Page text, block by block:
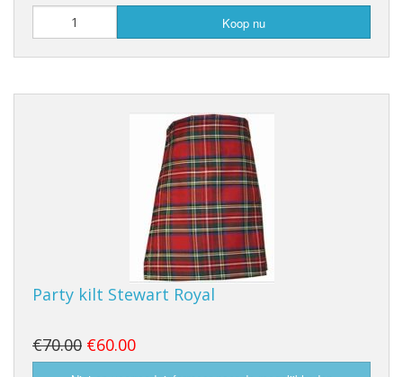
Koop nu
Party kilt Stewart Royal
€70.00 €60.00